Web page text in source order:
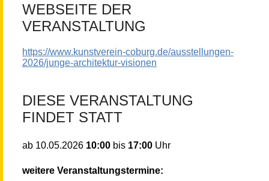
WEBSEITE DER
VERANSTALTUNG
https://www.kunstverein-coburg.de/ausstellungen-
2026/junge-architektur-visionen
DIESE VERANSTALTUNG
FINDET STATT
ab 10.05.2026 10:00 bis 17:00 Uhr
weitere Veranstaltungstermine: